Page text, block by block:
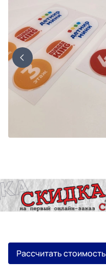
Рассчитать стоимость